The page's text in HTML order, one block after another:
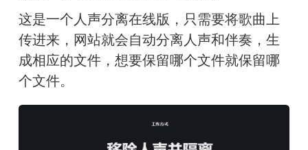
这是一个人声分离在线版，只需要将歌曲上
传进来，网站就会自动分离人声和伴奏，生
成相应的文件，想要保留哪个文件就保留哪
个文件。